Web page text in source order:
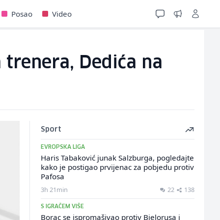
Posao Video
Dedića na
Sport
EVROPSKA LIGA
Haris Tabaković junak Salzburga, pogledajte
kako je postigao prvijenac za pobjedu protiv
Pafosa
3h 21min 22 138
S IGRAČEM VIŠE
Borac se ispromašivao protiv Bjelorusa i